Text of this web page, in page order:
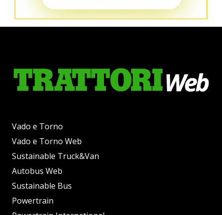
Vado e Torno
Vado e Torno Web
Sustainable Truck&Van
Autobus Web
Sustainable Bus
Powertrain